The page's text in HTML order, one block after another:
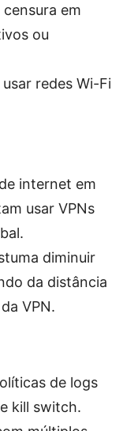
em
ou
redes Wi-Fi
internet em
usar VPNs
diminuir
da distância
VPN.
de logs
kill switch.